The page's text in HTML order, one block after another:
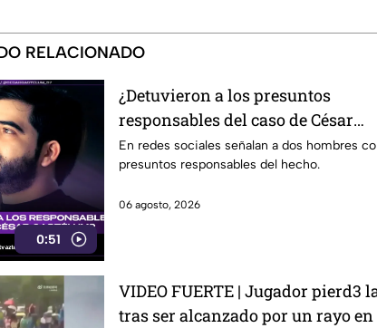
RELACIONADO
0:51
¿Detuvieron a los presuntos
responsables del caso de César
Gastélum? Esto sabemos
En redes sociales señalan a dos hombres
presuntos responsables del hecho.
06 agosto, 2026
VIDEO FUERTE | Jugador pierd3
tras ser alcanzado por un rayo